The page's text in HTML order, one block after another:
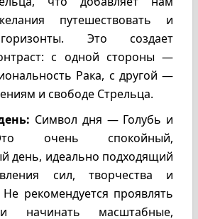
путешествовать и
Это создает
с одной стороны —
Рака, с другой —
и свободе Стрельца.
Символ дня — Голубь и
очень спокойный,
день, идеально подходящий
сил, творчества и
рекомендуется проявлять
начинать масштабные,